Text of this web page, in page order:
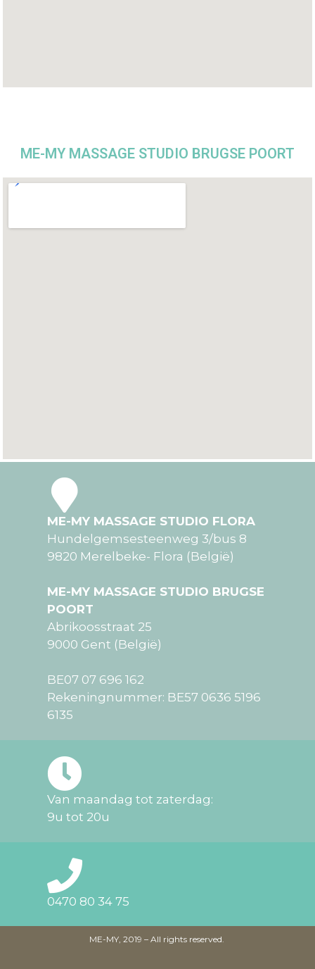
ME-MY MASSAGE STUDIO BRUGSE POORT
ME-MY MASSAGE STUDIO FLORA
Hundelgemsesteenweg 3/bus 8
9820 Merelbeke- Flora (België)
ME-MY MASSAGE STUDIO BRUGSE
POORT
Abrikoosstraat 25
9000 Gent (België)
BE07 07 696 162
Rekeningnummer: BE57 0636 5196
6135
Van maandag tot zaterdag:
9u tot 20u
0470 80 34 75
ME-MY, 2019 – All rights reserved.